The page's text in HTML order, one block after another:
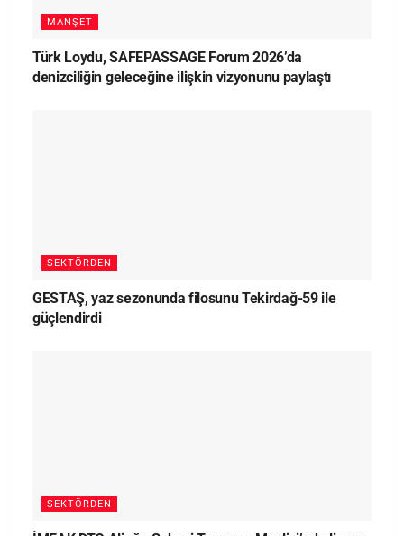
MANŞET
Türk Loydu, SAFEPASSAGE Forum 2026’da
denizciliğin geleceğine ilişkin vizyonunu paylaştı
SEKTÖRDEN
GESTAŞ, yaz sezonunda filosunu Tekirdağ-59 ile
güçlendirdi
SEKTÖRDEN